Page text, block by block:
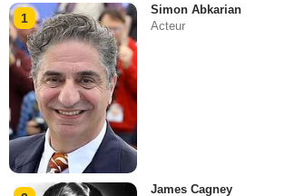
1
Simon Abkarian
Acteur
James Cagney